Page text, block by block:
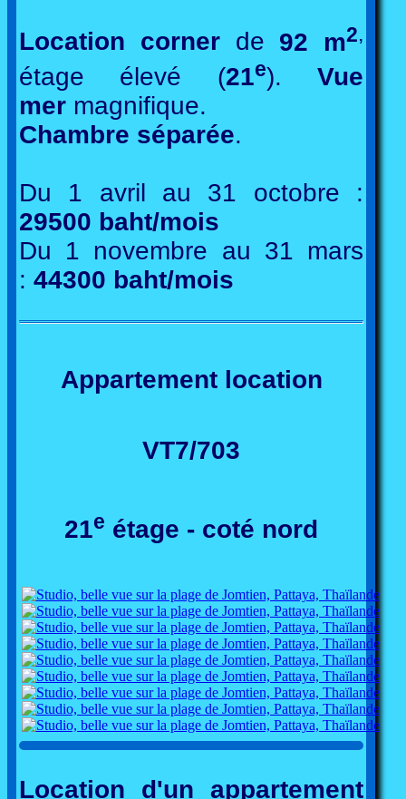
Location cornerde 92 m2,
étage élevé (21e).Vue
mer magnifique.
Chambre séparée.
Du 1 avril au 31 octobre :
29500 baht/mois
Du 1 novembre au 31 mars
: 44300 baht/mois
Appartement location
VT7/703
21e étage - coté nord
Location d'un appartement